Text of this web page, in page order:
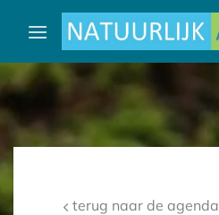
naar
terug naar de agenda